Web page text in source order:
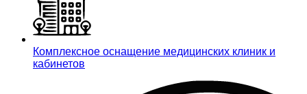
Комплексное оснащение медицинских клиник и
кабинетов